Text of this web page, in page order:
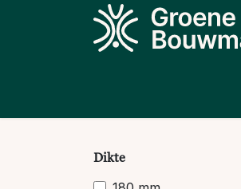
Overslaan naar inhoud
Dikte